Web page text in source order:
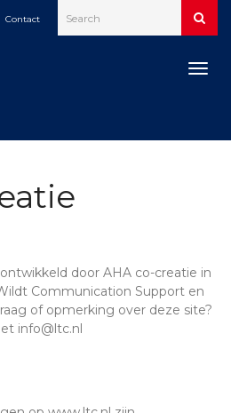
Contact
door AHA co-creatie in
Communication Support en
of opmerking over deze site?
info@ltc.nl